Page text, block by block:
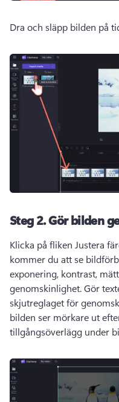
Dra och släpp bilden på
Steg 2.Gör bilden
Klicka på fliken Justera
kommer du att se
exponering, kontrast,
genomskinlighet. Gör
skjutreglaget för
bilden ser mörkare ut
tillgångsöverlägg under